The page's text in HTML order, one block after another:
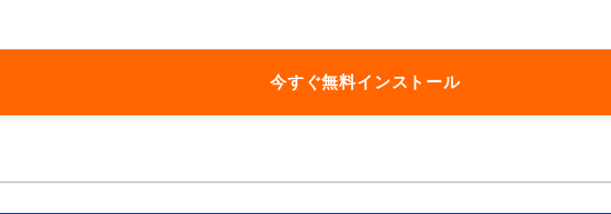
今すぐ無料インストール